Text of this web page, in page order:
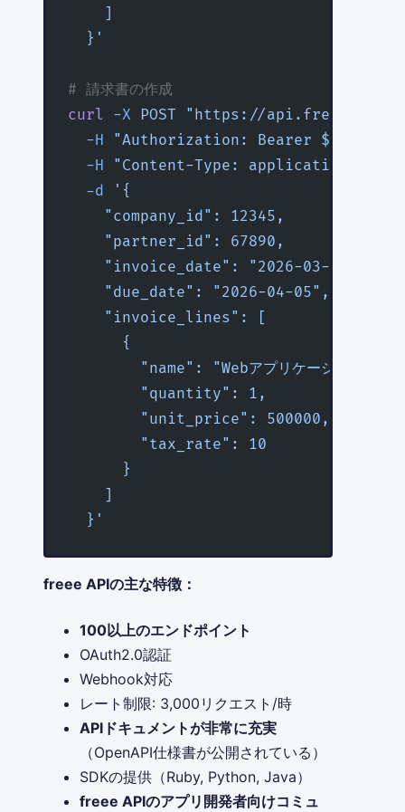
    ]
  }'
# 請求書の作成
curl -X POST "https://
  -H
"Authorization: Bearer ${
  -H
"Content-Type: application/json"
  -d
'{
    "company_id": 12345,
    "partner_id": 67890,
    "invoice_date": "2026-03-05",
    "due_date": "2026-04-05",
    "invoice_lines": [
      {
"name": "Webアプリケーション開発
        "quantity": 1,
        "unit_price": 500000,
        "tax_rate": 10
      }
    ]
  }'
freee APIの主な特徴：
100以上のエンドポイント
OAuth2.0認証
Webhook対応
レート制限: 3,000リクエスト/時
APIドキュメントが非常に充実
（OpenAPI仕様書が公開されている）
SDKの提供（Ruby, Python, Java）
freee APIのアプリ開発者向けコミュ